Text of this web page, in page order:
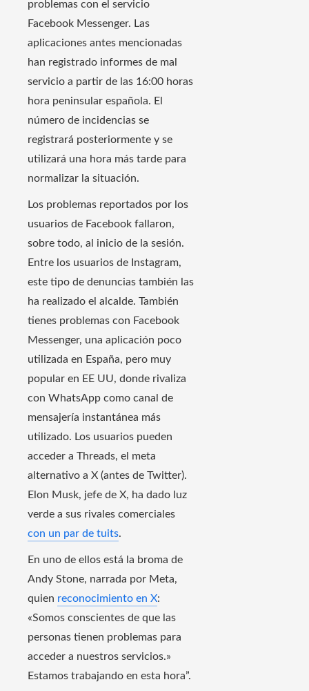
problemas con el servicio
Facebook Messenger. Las
aplicaciones antes mencionadas
han registrado informes de mal
servicio a partir de las 16:00 horas
hora peninsular española. El
número de incidencias se
registrará posteriormente y se
utilizará una hora más tarde para
normalizar la situación.
Los problemas reportados por los
usuarios de Facebook fallaron,
sobre todo, al inicio de la sesión.
Entre los usuarios de Instagram,
este tipo de denuncias también las
ha realizado el alcalde. También
tienes problemas con Facebook
Messenger, una aplicación poco
utilizada en España, pero muy
popular en EE UU, donde rivaliza
con WhatsApp como canal de
mensajería instantánea más
utilizado. Los usuarios pueden
acceder a Threads, el meta
alternativo a X (antes de Twitter).
Elon Musk, jefe de X, ha dado luz
verde a sus rivales comerciales
con un par de tuits.
En uno de ellos está la broma de
Andy Stone, narrada por Meta,
quien reconocimiento en X:
«Somos conscientes de que las
personas tienen problemas para
acceder a nuestros servicios.»
Estamos trabajando en esta hora”.